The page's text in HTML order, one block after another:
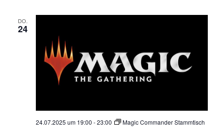
DO.
24
24.07.2025 um 19:00 -23:00 Magic Commander Stammtisch